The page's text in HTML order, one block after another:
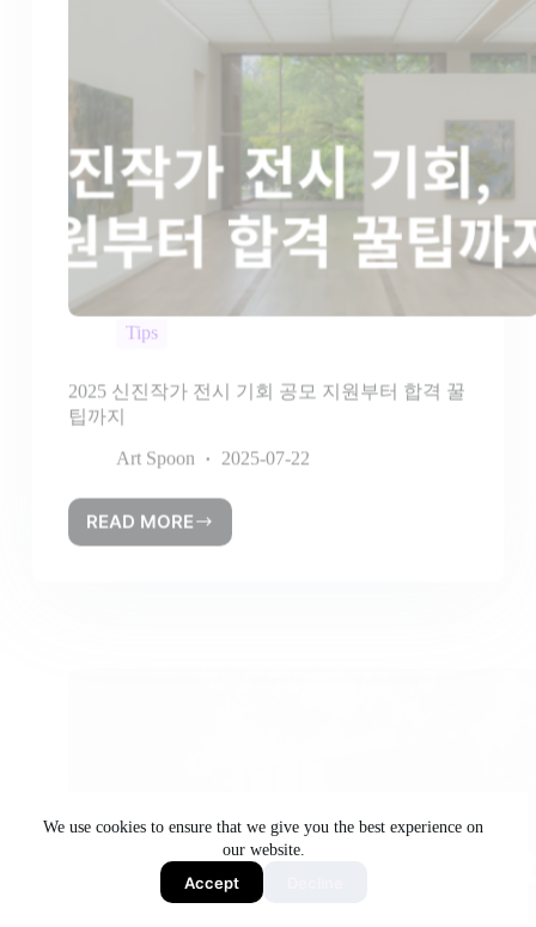
We use cookies to ensure that we give you the best experience on
our website.
Accept
Tips
2025 신진작가 전시 기회 공모 지원부터 합격 꿀
Art Spoon 2025-07-22
READ MORE